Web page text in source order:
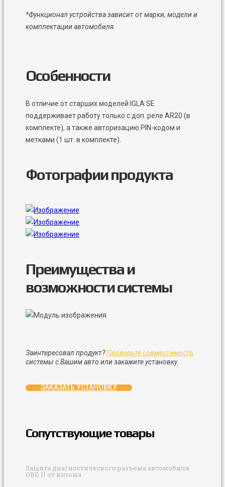
*Функционал устройства зависит от марки, модели и
комплектации автомобиля.
Особенности
В отличие от старших моделей IGLA SE
поддерживает работу только с доп. реле AR20 (в
комплекте), а также авторизацию PIN-кодом и
метками (1 шт. в комплекте).
Фотографии продукта
Преимущества и
возможности системы
Заинтересовал продукт?Проверьте совместимость
системы с Вашим авто или закажите установку.
ЗАКАЗАТЬ УСТАНОВКУ
Сопутствующие товары
Защита диагностического разъема автомобиля
OBD II от взлома